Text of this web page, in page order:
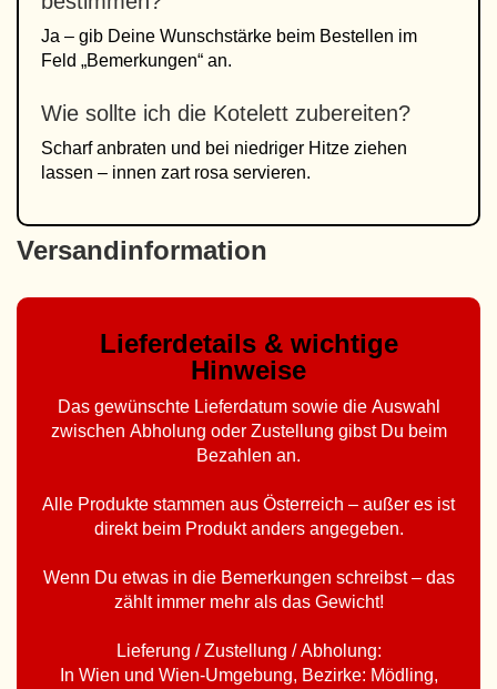
Ja – gib Deine Wunschstärke beim Bestellen im
Feld „Bemerkungen“ an.
Wie sollte ich die Kotelett zubereiten?
Scharf anbraten und bei niedriger Hitze ziehen
lassen – innen zart rosa servieren.
Versandinformation
Lieferdetails & wichtige
Hinweise
Das gewünschte Lieferdatum sowie die Auswahl
zwischen Abholung oder Zustellung gibst Du beim
Bezahlen an.
Alle Produkte stammen aus Österreich – außer es ist
direkt beim Produkt anders angegeben.
Wenn Du etwas in die Bemerkungen schreibst – das
zählt immer mehr als das Gewicht!
Lieferung / Zustellung / Abholung:
In Wien und Wien-Umgebung, Bezirke: Mödling,